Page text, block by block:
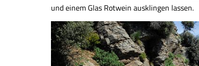
und einem Glas Rotwein ausklingen lassen.